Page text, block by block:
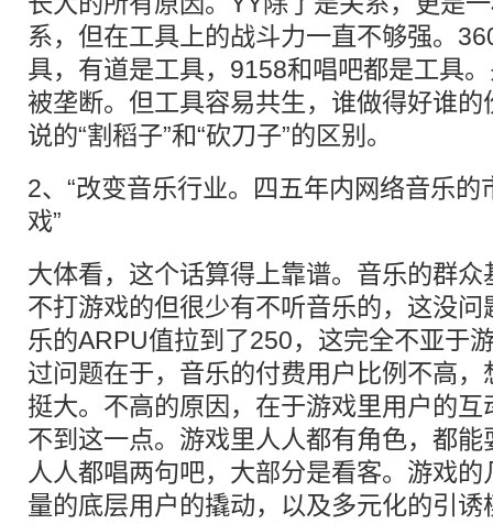
系，但在工具上的战斗力一直不够强。
具，有道是工具，9158和唱吧都是工具
被垄断。但工具容易共生，谁做得好谁
说的“割稻子”和“砍刀子”的区别。
2、“改变音乐行业。四五年内网络音乐
戏”
大体看，这个话算得上靠谱。音乐的群
不打游戏的但很少有不听音乐的，这没
乐的ARPU值拉到了250，这完全不亚于
过问题在于，音乐的付费用户比例不高
挺大。不高的原因，在于游戏里用户的
不到这一点。游戏里人人都有角色，都
人人都唱两句吧，大部分是看客。游戏
量的底层用户的撬动，以及多元化的引诱